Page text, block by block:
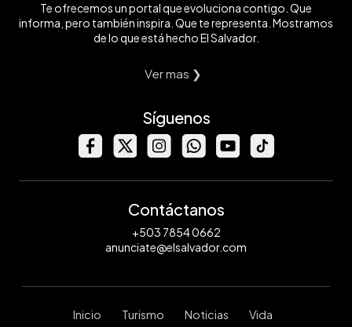
Te ofrecemos un portal que evoluciona contigo. Que
informa, pero también inspira. Que te representa. Mostramos
de lo que está hecho El Salvador.
Ver mas ❯
Síguenos
Contáctanos
+503 7854 0662
anunciate@elsalvador.com
Inicio Turismo Noticias Vida